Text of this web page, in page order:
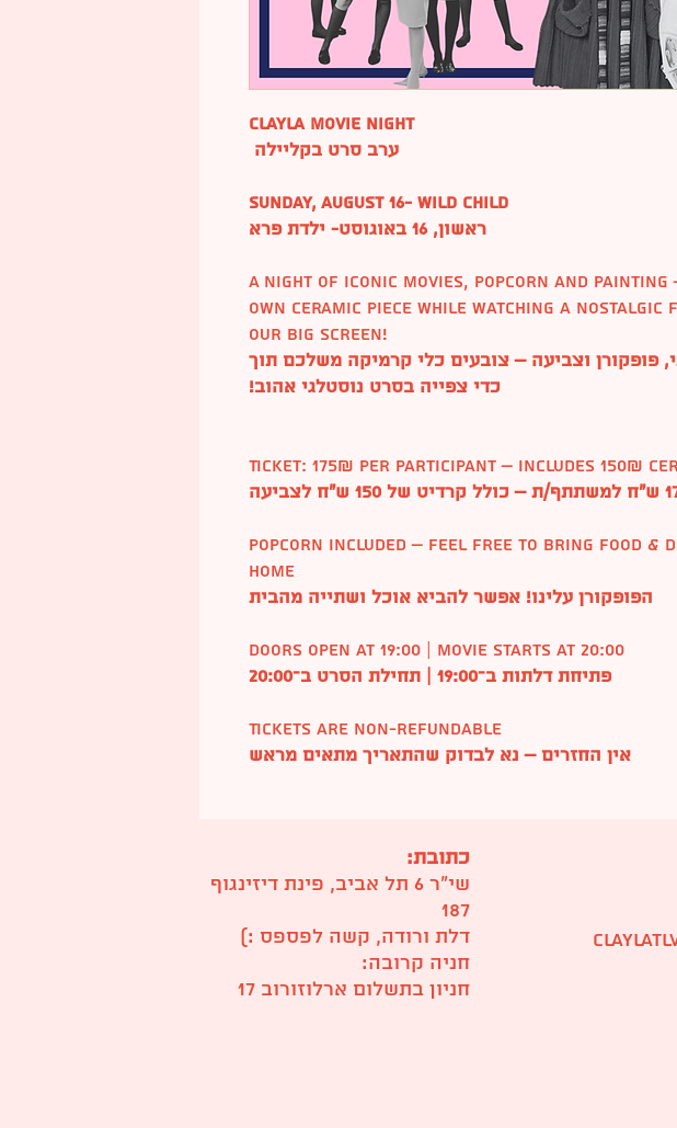
Clayla Movie Night
ערב סרט בקליילה
Sunday, August 16- Wild Child
ראשון, 16 באוגוסט- ילדת פרא
A night of iconic movies, popcorn and painting
own ceramic piece while watching a nostalgic
our big screen!
פופקורן וצביעה – צובעים כלי קרמיקה משלכם תוך
כדי צפייה בסרט נוסטלגי אהוב!
Ticket: 175₪ per participant – includes 150₪
150 ש”ח לצביעה
Popcorn included – feel free to bring food &
home
הפופקורן עלינו! אפשר להביא אוכל ושתייה מהבית
Doors open at 19:00 | Movie starts at 20:00
פתיחת דלתות ב־19:00 | תחילת הסרט ב־20:00
Tickets are non-refundable
אין החזרים – נא לבדוק שהתאריך מתאים מראש
כתובת:
שי״ר 6 תל אביב, פינת דיזינגוף
187
דלת ורודה, קשה לפספס :)
חניה קרובה:
חניון בתשלום ארלוזורוב 17